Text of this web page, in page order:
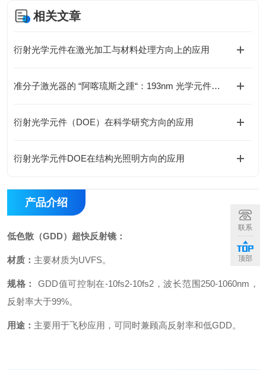
相关文章
衍射光学元件在激光加工与材料处理方向上的应用
准分子激光器的 “阿喀琉斯之踵“：193nm 光学元件损伤瓶颈如何破解？
衍射光学元件（DOE）在科学研究方向的应用
衍射光学元件DOE在结构光照明方向的应用
产品介绍
低色散（GDD）超快反射镜：
材质： 主要材质为UVFS。
规格：
GDD值可控制在-10fs2-10fs2，波长范围250-1060nm，
反射率大于99%。
用途： 主要用于飞秒应用，可同时兼顾高反射率和低GDD。
联系
顶部